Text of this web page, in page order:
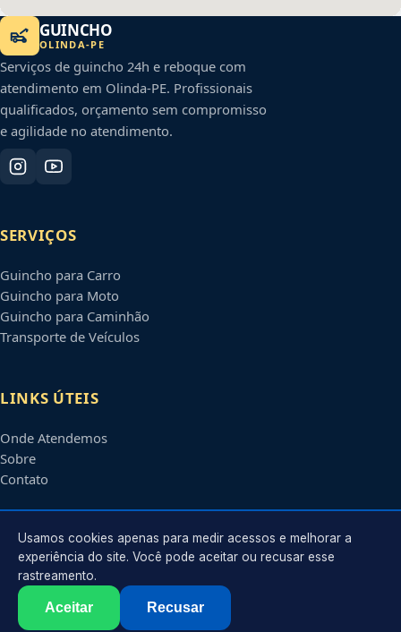
GUINCHO
OLINDA-PE
Serviços de guincho 24h e reboque com
atendimento em Olinda-PE. Profissionais
qualificados, orçamento sem compromisso
e agilidade no atendimento.
SERVIÇOS
Guincho para Carro
Guincho para Moto
Guincho para Caminhão
Transporte de Veículos
LINKS ÚTEIS
Onde Atendemos
Sobre
Contato
CONTATO
Atendimento em
contato@guinchosolinda.com.br
2026 Olinda
. Todos os direitos reservados.
Usamos cookies apenas para medir acessos e melhorar a
experiência do site. Você pode aceitar ou recusar esse
rastreamento.
Aceitar Recusar